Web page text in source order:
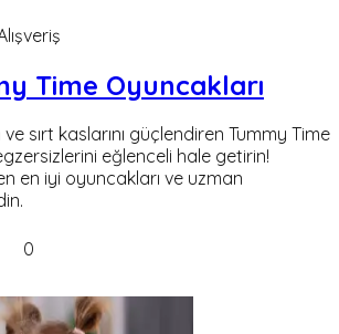
Time Oyuncakları
sırt kaslarını güçlendiren Tummy Time
eğlenceli hale getirin!
en iyi oyuncakları ve uzman
0